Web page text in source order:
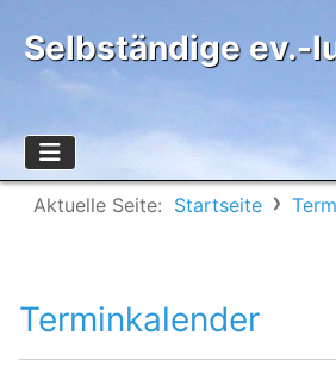
Selbständige ev.-
Aktuelle Seite: Startseite
Terminkalender